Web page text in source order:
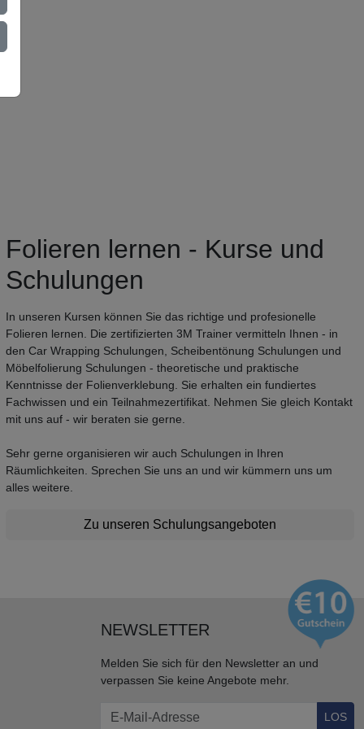
Folieren lernen - Kurse und
Schulungen
In unseren Kursen können Sie das richtige und profesionelle
Folieren lernen. Die zertifizierten 3M Trainer vermitteln Ihnen - in
den Car Wrapping Schulungen, Scheibentönung Schulungen und
Möbelfolierung Schulungen - theoretische und praktische
Kenntnisse der Folienverklebung. Sie erhalten ein fundiertes
Fachwissen und ein Teilnahmezertifikat. Nehmen Sie gleich Kontakt
mit uns auf - wir beraten sie gerne.
Sehr gerne organisieren wir auch Schulungen in Ihren
Räumlichkeiten. Sprechen Sie uns an und wir kümmern uns um
alles weitere.
Zu unseren Schulungsangeboten
NEWSLETTER
Melden Sie sich für den Newsletter an und
verpassen Sie keine Angebote mehr.
LOS